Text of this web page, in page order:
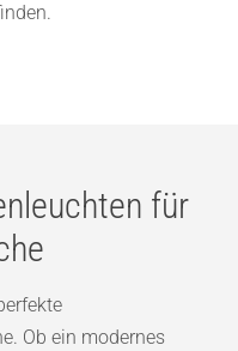
für
Ob ein modernes